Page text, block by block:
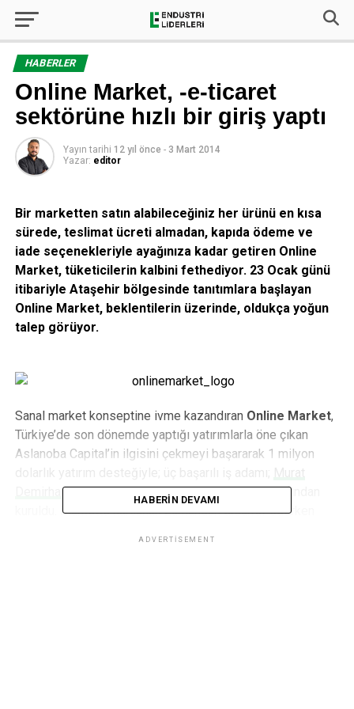
HABERLER
Online Market, -e-ticaret
sektörüne hızlı bir giriş yaptı
Yayın tarihi 12 yıl önce - 3 Mart 2014
Yazar: editor
Bir marketten satın alabileceğiniz her ürünü en kısa
sürede, teslimat ücreti almadan, kapıda ödeme ve
iade seçenekleriyle ayağınıza kadar getiren Online
Market, tüketicilerin kalbini fethediyor. 23 Ocak günü
itibariyle Ataşehir bölgesinde tanıtımlara başlayan
Online Market, beklentilerin üzerinde, oldukça yoğun
talep görüyor.
Sanal market konseptine ivme kazandıran Online Market,
Türkiye’de son dönemde yaptığı yatırımlarla öne çıkan
Aslanoba Capital’in ilgisini çekmeyi başararak 1 milyon
Demirhan,Cüneyt Gürbüzve Bülent Demirhan tarafından
kuruldu. Markette harcanan zamandan tasarruf ederken
HABERIN DEVAMI
ADVERTISEMENT